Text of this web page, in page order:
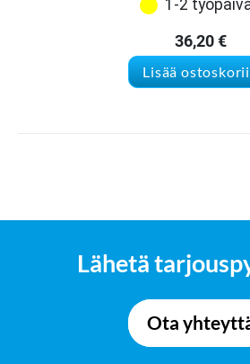
1-2
36,20€
Lisää
Lähetä
Ota